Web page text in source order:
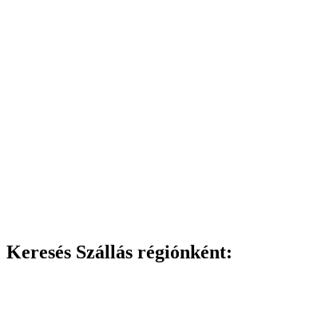
Keresés Szállás régiónként: